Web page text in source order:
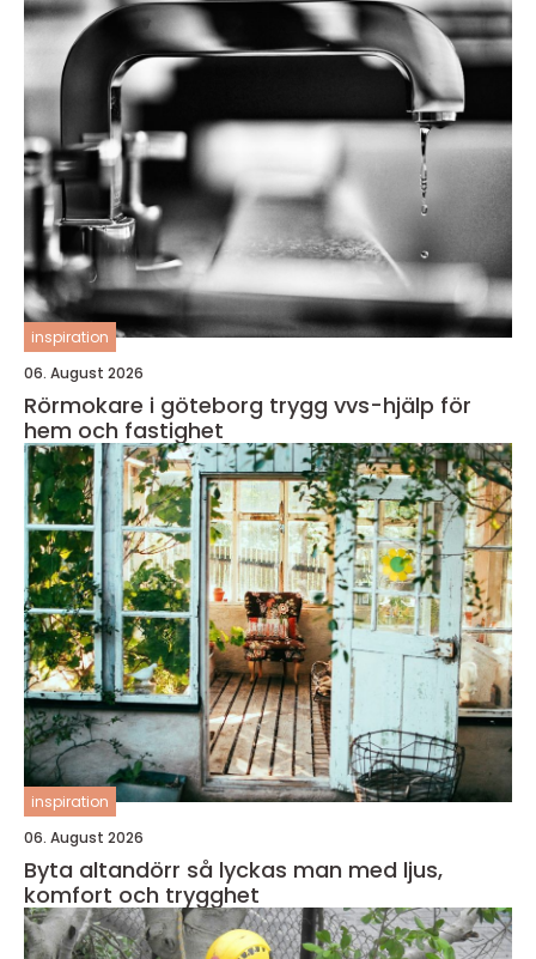
inspiration
06. August 2026
Rörmokare i göteborg trygg vvs-hjälp för
hem och fastighet
inspiration
06. August 2026
Byta altandörr så lyckas man med ljus,
komfort och trygghet